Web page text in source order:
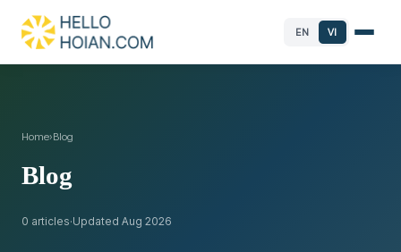
EN VI
Home›Blog
Blog
0 articles·Updated Aug 2026